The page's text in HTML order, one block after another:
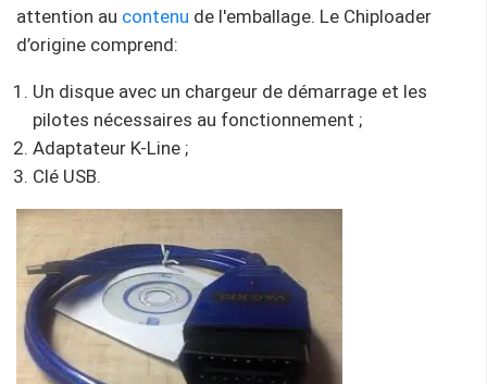
attention au contenu de l'emballage. Le Chiploader
d’origine comprend:
Un disque avec un chargeur de démarrage et les
pilotes nécessaires au fonctionnement ;
Adaptateur K-Line ;
Clé USB.